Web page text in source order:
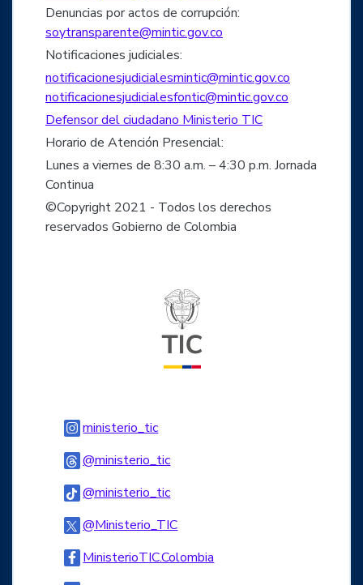
Denuncias por actos de corrupción:
soytransparente@mintic.gov.co
Notificaciones judiciales:
notificacionesjudicialesmintic@mintic.gov.co
notificacionesjudicialesfontic@mintic.gov.co
Defensor del ciudadano Ministerio TIC
Horario de Atención Presencial:
Lunes a viernes de 8:30 a.m. – 4:30 p.m. Jornada
Continua
©Copyright 2021 - Todos los derechos
reservados Gobierno de Colombia
ministerio_ticLogo Instagram
@ministerio_ticLogo Threads
@ministerio_ticLogo Tiktok
@Ministerio_TICLogo Twitter
MinisterioTIC.Colombia